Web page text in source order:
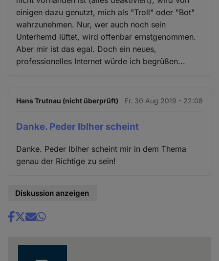
einigen dazu genutzt, mich als "Troll" oder "Bot"
wahrzunehmen. Nur, wer auch noch sein
Unterhemd lüftet, wird offenbar ernstgenommen.
Aber mir ist das egal. Doch ein neues,
professionelles Internet würde ich begrüßen...
Hans Trutnau (nicht überprüft) Fr. 30 Aug 2019 - 22:08
Danke. Peder Iblher scheint
Danke. Peder Iblher scheint mir in dem Thema
genau der Richtige zu sein!
Diskussion anzeigen
Share